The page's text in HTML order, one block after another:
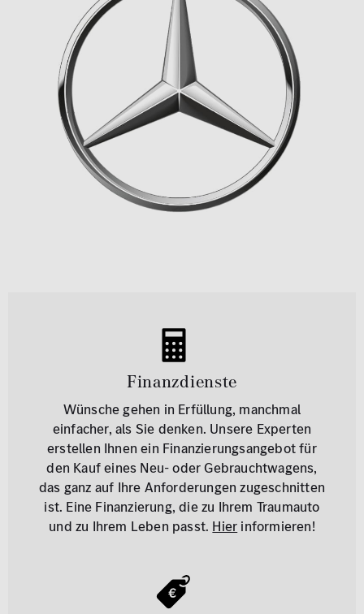
500.000 €
MwSt. ausweisbar
Finanzdienste
Wünsche gehen in Erfüllung, manchmal
einfacher, als Sie denken. Unsere Experten
erstellen Ihnen ein Finanzierungsangebot für
den Kauf eines Neu- oder Gebrauchtwagens,
das ganz auf Ihre Anforderungen zugeschnitten
ist. Eine Finanzierung, die zu Ihrem Traumauto
und zu Ihrem Leben passt. Hier informieren!